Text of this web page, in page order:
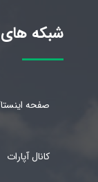
شبکه
صفحه
کانال آپارات